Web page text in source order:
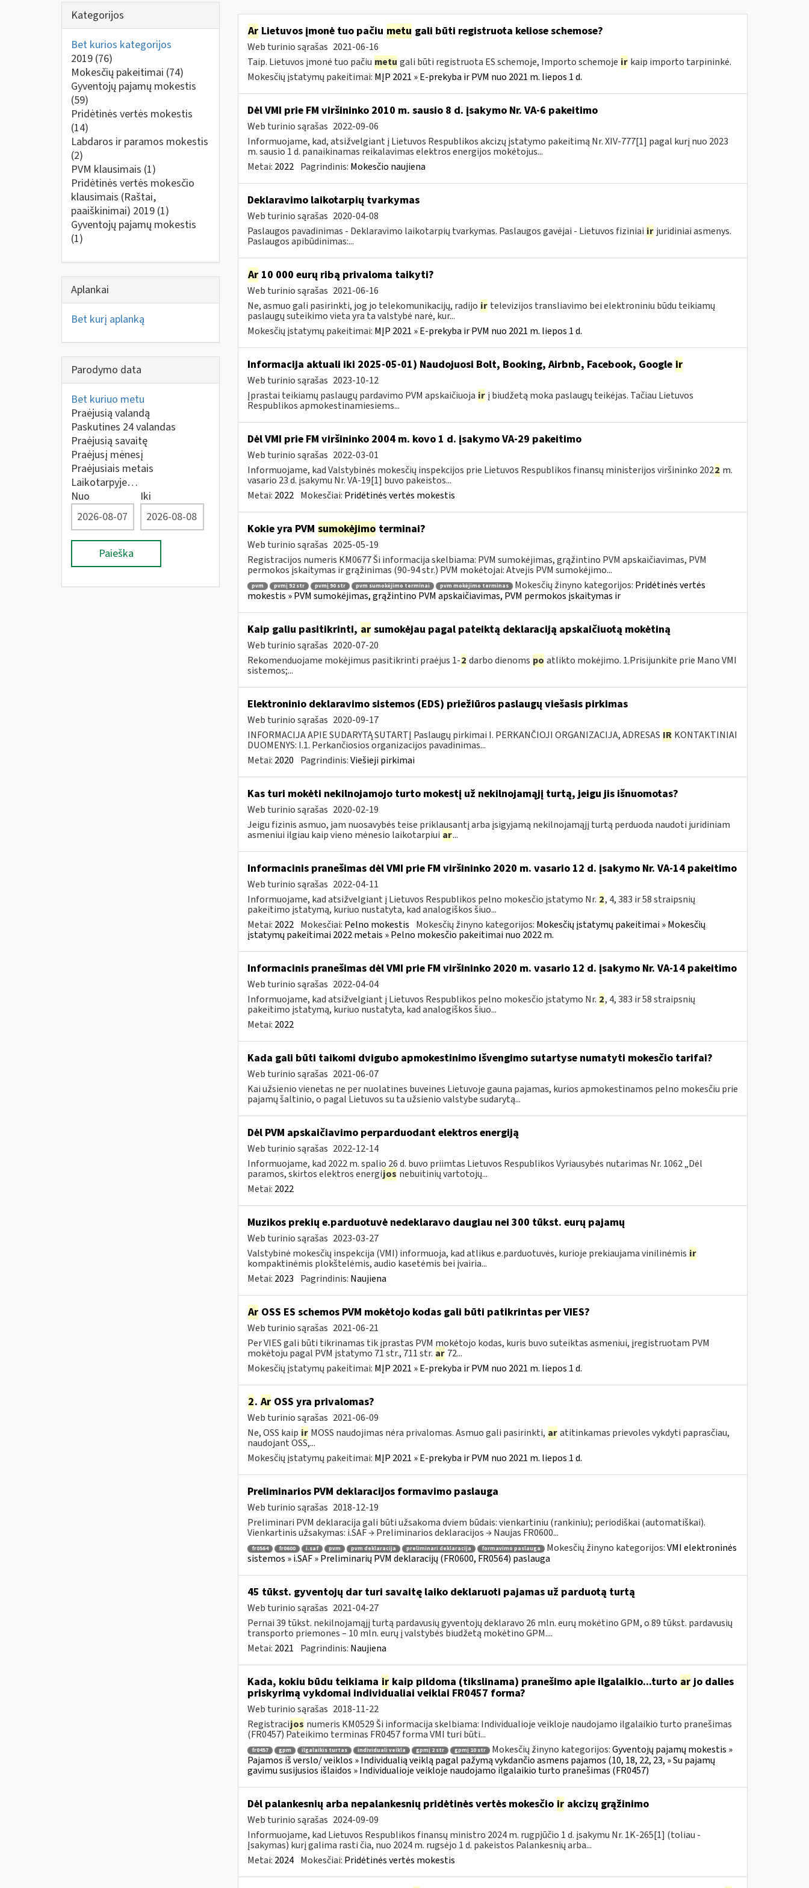
Kategorijos
Bet kurios kategorijos
2019 (76)
Mokesčių pakeitimai (74)
Gyventojų pajamų mokestis
(59)
Pridėtinės vertės mokestis
(14)
Labdaros ir paramos mokestis
(2)
PVM klausimais (1)
Pridėtinės vertės mokesčio
klausimais (Raštai,
paaiškinimai) 2019 (1)
Gyventojų pajamų mokestis
(1)
Aplankai
Bet kurį aplanką
Parodymo data
Bet kuriuo metu
Praėjusią valandą
Paskutines 24 valandas
Praėjusią savaitę
Praėjusį mėnesį
Praėjusiais metais
Laikotarpyje…
Nuo
Iki
Paieška
ArLietuvos įmonė tuo pačiu metu gali būti registruota keliose schemose?
Web turinio sąrašas 2021-06-16
Taip. Lietuvos įmonė tuo pačiu metu gali būti registruota ES schemoje, Importo schemoje ir kaip importo tarpininkė.
Mokesčių įstatymų pakeitimai: MĮP 2021 » E-prekyba ir PVM nuo 2021 m. liepos 1 d.
Dėl VMI prie FM viršininko 2010 m. sausio 8 d. įsakymo Nr. VA-6 pakeitimo
Web turinio sąrašas 2022-09-06
Informuojame, kad, atsižvelgiant į Lietuvos Respublikos akcizų įstatymo pakeitimą Nr. XIV-777[1] pagal kurį nuo 2023
m. sausio 1 d. panaikinamas reikalavimas elektros energijos mokėtojus...
Metai: 2022 Pagrindinis: Mokesčio naujiena
Deklaravimo laikotarpių tvarkymas
Web turinio sąrašas 2020-04-08
Paslaugos pavadinimas - Deklaravimo laikotarpių tvarkymas. Paslaugos gavėjai - Lietuvos fiziniai ir juridiniai asmenys.
Paslaugos apibūdinimas:...
Ar10 000 eurų ribą privaloma taikyti?
Web turinio sąrašas 2021-06-16
Ne, asmuo gali pasirinkti, jog jo telekomunikacijų, radijo ir televizijos transliavimo bei elektroniniu būdu teikiamų
paslaugų suteikimo vieta yra ta valstybė narė, kur...
Mokesčių įstatymų pakeitimai: MĮP 2021 » E-prekyba ir PVM nuo 2021 m. liepos 1 d.
Informacija aktuali iki 2025-05-01) Naudojuosi Bolt, Booking, Airbnb, Facebook, Google ir
Web turinio sąrašas 2023-10-12
Įprastai teikiamų paslaugų pardavimo PVM apskaičiuoja ir į biudžetą moka paslaugų teikėjas. Tačiau Lietuvos
Respublikos apmokestinamiesiems...
Dėl VMI prie FM viršininko 2004 m. kovo 1 d. įsakymo VA-29 pakeitimo
Web turinio sąrašas 2022-03-01
Informuojame, kad Valstybinės mokesčių inspekcijos prie Lietuvos Respublikos finansų ministerijos viršininko 2022 m.
vasario 23 d. įsakymu Nr. VA-19[1] buvo pakeistos...
Metai: 2022 Mokesčiai: Pridėtinės vertės mokestis
Kokie yra PVM sumokėjimo terminai?
Web turinio sąrašas 2025-05-19
Registracijos numeris KM0677 Ši informacija skelbiama: PVM sumokėjimas, grąžintino PVM apskaičiavimas, PVM
permokos įskaitymas ir grąžinimas (90-94 str.) PVM mokėtojai: Atvejis PVM sumokėjimo...
pvm pvmį 92 str pvmį 90 str pvm sumokėjimo terminai pvm mokėjimo terminas Mokesčių žinyno kategorijos: Pridėtinės vertės
mokestis » PVM sumokėjimas, grąžintino PVM apskaičiavimas, PVM permokos įskaitymas ir
Kaip galiu pasitikrinti, arsumokėjau pagal pateiktą deklaraciją apskaičiuotą mokėtiną
Web turinio sąrašas 2020-07-20
Rekomenduojame mokėjimus pasitikrinti praėjus 1-2 darbo dienoms po atlikto mokėjimo. 1.Prisijunkite prie Mano VMI
sistemos;...
Elektroninio deklaravimo sistemos (EDS) priežiūros paslaugų viešasis pirkimas
Web turinio sąrašas 2020-09-17
INFORMACIJA APIE SUDARYTĄ SUTARTĮ Paslaugų pirkimai I. PERKANČIOJI ORGANIZACIJA, ADRESAS IR KONTAKTINIAI
DUOMENYS: I.1. Perkančiosios organizacijos pavadinimas...
Metai: 2020 Pagrindinis:Viešieji pirkimai
Kas turi mokėti nekilnojamojo turto mokestį už nekilnojamąjį turtą, jeigu jis išnuomotas?
Web turinio sąrašas 2020-02-19
Jeigu fizinis asmuo, jam nuosavybės teise priklausantį arba įsigyjamą nekilnojamąjį turtą perduoda naudoti juridiniam
asmeniui ilgiau kaip vieno mėnesio laikotarpiui ar...
Informacinis pranešimas dėl VMI prie FM viršininko 2020 m. vasario 12 d. įsakymo Nr. VA-14 pakeitimo
Web turinio sąrašas 2022-04-11
Informuojame, kad atsižvelgiant į Lietuvos Respublikos pelno mokesčio įstatymo Nr. 2, 4, 383 ir 58 straipsnių
pakeitimo įstatymą, kuriuo nustatyta, kad analogiškos šiuo...
Metai: 2022 Mokesčiai: Pelno mokestis Mokesčių žinyno kategorijos: Mokesčių įstatymų pakeitimai » Mokesčių
įstatymų pakeitimai 2022 metais » Pelno mokesčio pakeitimai nuo 2022 m.
Informacinis pranešimas dėl VMI prie FM viršininko 2020 m. vasario 12 d. įsakymo Nr. VA-14 pakeitimo
Web turinio sąrašas 2022-04-04
Informuojame, kad atsižvelgiant į Lietuvos Respublikos pelno mokesčio įstatymo Nr. 2, 4, 383 ir 58 straipsnių
pakeitimo įstatymą, kuriuo nustatyta, kad analogiškos šiuo...
Metai: 2022
Kada gali būti taikomi dvigubo apmokestinimo išvengimo sutartyse numatyti mokesčio tarifai?
Web turinio sąrašas 2021-06-07
Kai užsienio vienetas ne per nuolatines buveines Lietuvoje gauna pajamas, kurios apmokestinamos pelno mokesčiu prie
pajamų šaltinio, o pagal Lietuvos su ta užsienio valstybe sudarytą...
Dėl PVM apskaičiavimo perparduodant elektros energiją
Web turinio sąrašas 2022-12-14
Informuojame, kad 2022 m. spalio 26 d. buvo priimtas Lietuvos Respublikos Vyriausybės nutarimas Nr. 1062 „Dėl
paramos, skirtos elektros energijos nebuitinių vartotojų...
Metai: 2022
Muzikos prekių e.parduotuvė nedeklaravo daugiau nei 300 tūkst. eurų pajamų
Web turinio sąrašas 2023-03-27
Valstybinė mokesčių inspekcija (VMI) informuoja, kad atlikus e.parduotuvės, kurioje prekiaujama vinilinėmis ir
kompaktinėmis plokštelėmis, audio kasetėmis bei įvairia...
Metai: 2023 Pagrindinis: Naujiena
ArOSS ES schemos PVM mokėtojo kodas gali būti patikrintas per VIES?
Web turinio sąrašas 2021-06-21
Per VIES gali būti tikrinamas tik įprastas PVM mokėtojo kodas, kuris buvo suteiktas asmeniui, įregistruotam PVM
mokėtoju pagal PVM įstatymo 71 str., 711 str. ar 72...
Mokesčių įstatymų pakeitimai: MĮP 2021 » E-prekyba ir PVM nuo 2021 m. liepos 1 d.
2. ArOSS yra privalomas?
Web turinio sąrašas 2021-06-09
Ne, OSS kaip ir MOSS naudojimas nėra privalomas. Asmuo gali pasirinkti, ar atitinkamas prievoles vykdyti paprasčiau,
naudojant OSS,...
Mokesčių įstatymų pakeitimai: MĮP 2021 » E-prekyba ir PVM nuo 2021 m. liepos 1 d.
Preliminarios PVM deklaracijos formavimo paslauga
Web turinio sąrašas 2018-12-19
Preliminari PVM deklaracija gali būti užsakoma dviem būdais: vienkartiniu (rankiniu); periodiškai (automatiškai).
Vienkartinis užsakymas: i.SAF → Preliminarios deklaracijos → Naujas FR0600...
fr0564 fr0600 i.saf pvm pvm deklaracija preliminari deklaracija formavimo paslauga Mokesčių žinyno kategorijos:VMI elektroninės
sistemos » i.SAF » Preliminarių PVM deklaracijų (FR0600, FR0564) paslauga
45 tūkst. gyventojų dar turi savaitę laiko deklaruoti pajamas už parduotą turtą
Web turinio sąrašas 2021-04-27
Pernai 39 tūkst. nekilnojamąjį turtą pardavusių gyventojų deklaravo 26 mln. eurų mokėtino GPM, o 89 tūkst. pardavusių
transporto priemones – 10 mln. eurų į valstybės biudžetą mokėtino GPM....
Metai: 2021 Pagrindinis: Naujiena
Kada, kokiu būdu teikiama irkaip pildoma (tikslinama) pranešimo apie ilgalaikio...turto arjo dalies
priskyrimą vykdomai individualiai veiklai FR0457 forma?
Web turinio sąrašas 2018-11-22
Registracijos numeris KM0529 Ši informacija skelbiama: Individualioje veikloje naudojamo ilgalaikio turto pranešimas
(FR0457) Pateikimo terminas FR0457 forma VMI turi būti...
fr0457 gpm ilgalaikis turtas individuali veikla gpmį 2 str gpmį 10 str Mokesčių žinyno kategorijos:Gyventojų pajamų mokestis »
Pajamos iš verslo/ veiklos » Individualią veiklą pagal pažymą vykdančio asmens pajamos (10, 18, 22, 23, » Su pajamų
gavimu susijusios išlaidos » Individualioje veikloje naudojamo ilgalaikio turto pranešimas (FR0457)
Dėl palankesnių arba nepalankesnių pridėtinės vertės mokesčio irakcizų grąžinimo
Web turinio sąrašas 2024-09-09
Informuojame, kad Lietuvos Respublikos finansų ministro 2024 m. rugpjūčio 1 d. įsakymu Nr. 1K-265[1] (toliau -
Įsakymas) kurį galima rasti čia, nuo 2024 m. rugsėjo 1 d. pakeistos Palankesnių arba...
Metai: 2024 Mokesčiai: Pridėtinės vertės mokestis